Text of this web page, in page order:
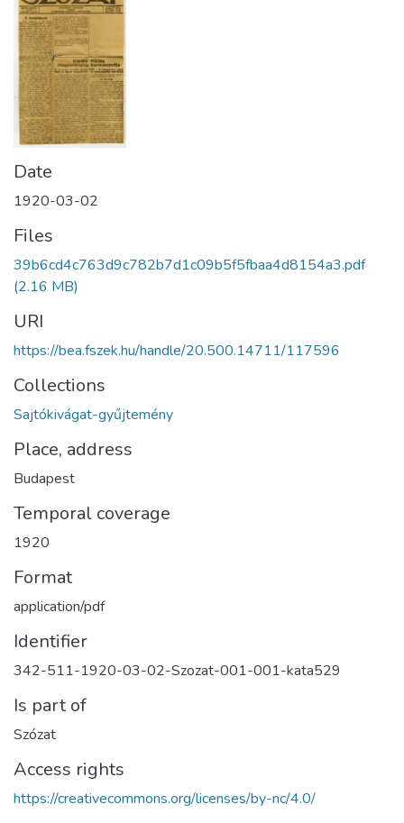
Date
1920-03-02
Files
39b6cd4c763d9c782b7d1c09b5f5fbaa4d8154a3.pdf
(2.16 MB)
URI
https://bea.fszek.hu/handle/20.500.14711/117596
Collections
Sajtókivágat-gyűjtemény
Place, address
Budapest
Temporal coverage
1920
Format
application/pdf
Identifier
342-511-1920-03-02-Szozat-001-001-kata529
Is part of
Szózat
Access rights
https://creativecommons.org/licenses/by-nc/4.0/